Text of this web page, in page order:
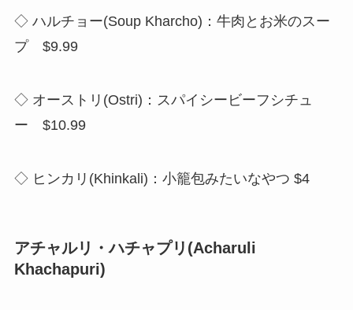
◇ ハルチョー(Soup Kharcho)：牛肉とお米のスー
プ $9.99
◇ オーストリ(Ostri)：スパイシービーフシチュ
ー $10.99
◇ ヒンカリ(Khinkali)：小籠包みたいなやつ $4
アチャルリ・ハチャプリ(Acharuli
Khachapuri)